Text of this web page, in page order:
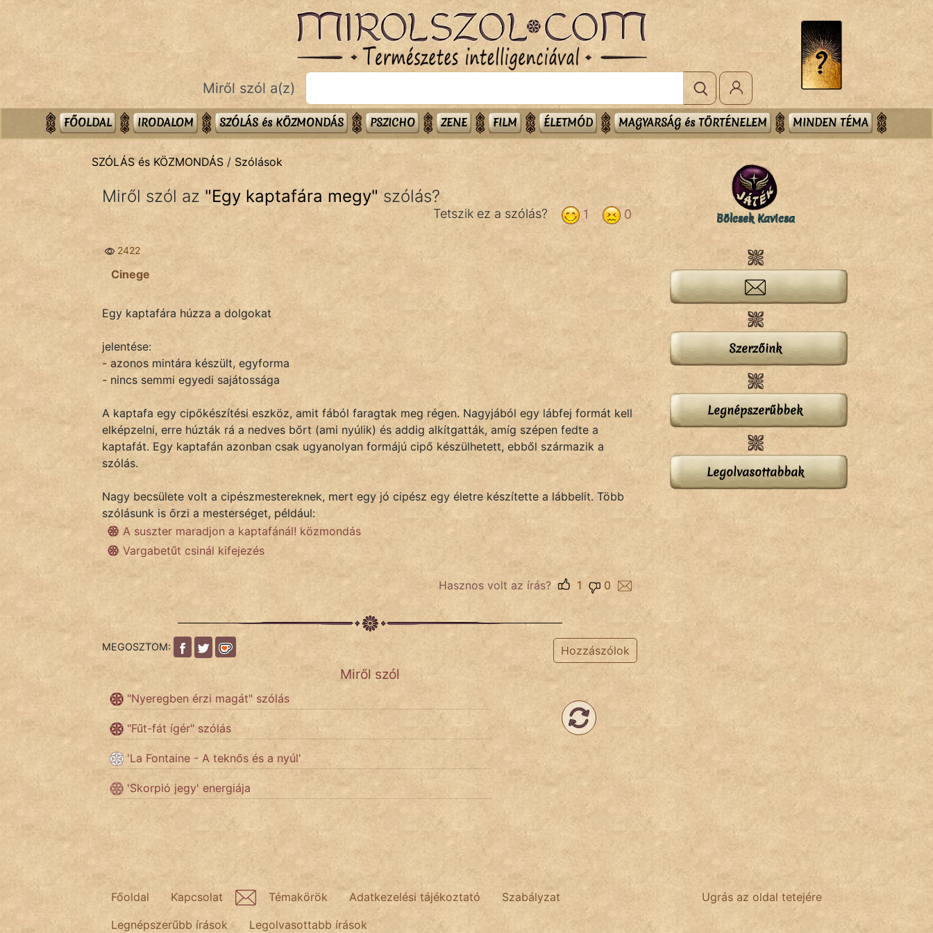
Bibliai
Közmondások
Szóláscsoportok
KÖZMONDÁS
FILM
fantom
Láron Ádám
Miről szól a(z)
FŐOLDAL IRODALOM SZÓLÁS és KÖZMONDÁS PSZICHO ZENE FILM ÉLETMÓD MAGYARSÁG és TÖRTÉNELEM MINDEN TÉMA
SZÓLÁS és KÖZMONDÁS / Szólások
Miről szól az "Egy kaptafára megy" szólás?
0
1
Tetszik ez a szólás?
2422
Cinege
Egy kaptafára húzza a dolgokat
jelentése:
- azonos mintára készült, egyforma
- nincs semmi egyedi sajátossága
A kaptafa egy cipőkészítési eszköz, amit fából faragtak meg régen. Nagyjából egy lábfej formát kell
elképzelni, erre húzták rá a nedves bőrt (ami nyúlik) és addig alkítgatták, amíg szépen fedte a
kaptafát. Egy kaptafán azonban csak ugyanolyan formájú cipő készülhetett, ebből származik a
szólás.
Nagy becsülete volt a cipészmestereknek, mert egy jó cipész egy életre készítette a lábbelit. Több
szólásunk is őrzi a mesterséget, például:
A suszter maradjon a kaptafánál! közmondás
Vargabetűt csinál kifejezés
Hasznos volt az írás? 0
1
MEGOSZTOM: Hozzászólok
Miről szól
"Nyeregben érzi magát" szólás
"Fűt-fát ígér" szólás
'La Fontaine - A teknős és a nyúl'
'Skorpió jegy' energiája
Bölcsek Kavicsa
Szerzőink
Legnépszerűbbek
Legolvasottabbak
Ugrás az oldal tetejére
Főoldal Kapcsolat Témakörök Adatkezelési tájékoztató
Szabályzat
Legnépszerűbb írások
Legolvasottabb írások